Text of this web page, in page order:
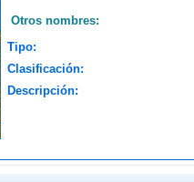
Otros nombres:
Tipo:
Clasificación:
Descripción: